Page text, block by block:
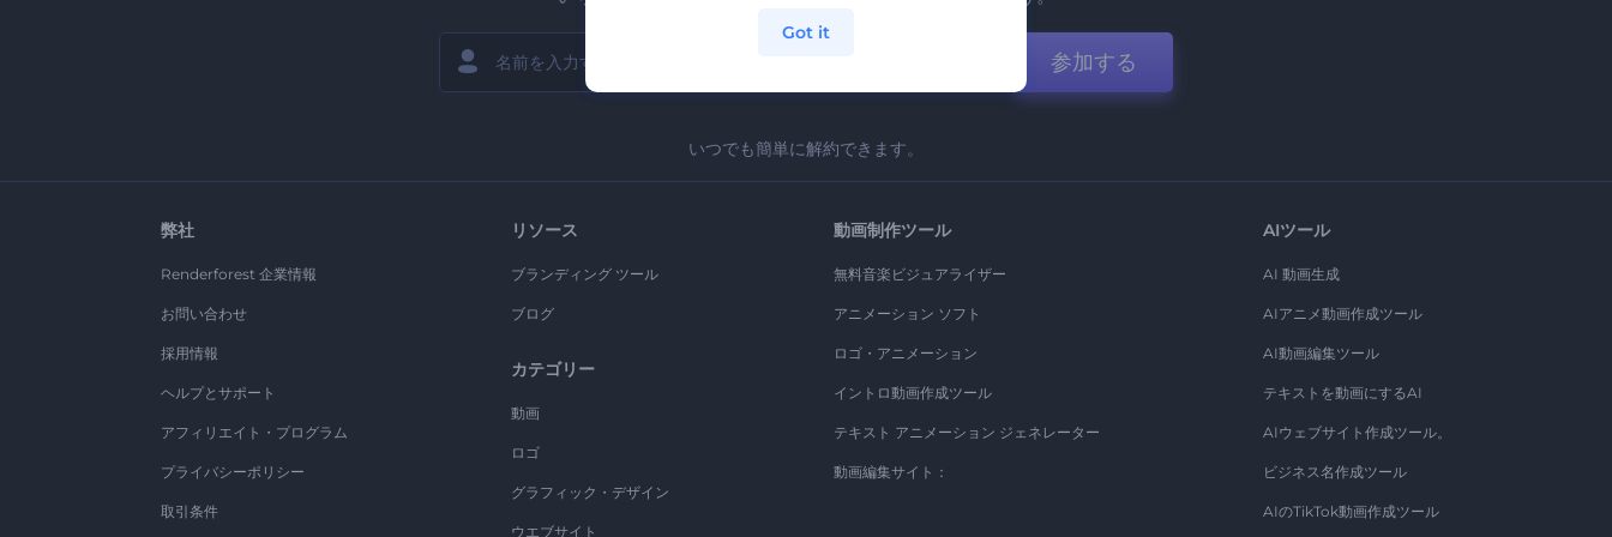
参加する
いつでも簡単に解約できます。
弊社
Renderforest 企業情報
お問い合わせ
採用情報
ヘルプとサポート
アフィリエイト・プログラム
プライバシーポリシー
取引条件
リソース
ブランディング ツール
ブログ
カテゴリー
動画
ロゴ
グラフィック・デザイン
ウエブサイト
動画制作ツール
無料音楽ビジュアライザー
アニメーション ソフト
ロゴ・アニメーション
イントロ動画作成ツール
テキスト アニメーション ジェネレーター
動画編集サイト：
AIツール
AI 動画生成
AIアニメ動画作成ツール
AI動画編集ツール
テキストを動画にするAI
AIウェブサイト作成ツール。
ビジネス名作成ツール
AIのTikTok動画作成ツール
Got it